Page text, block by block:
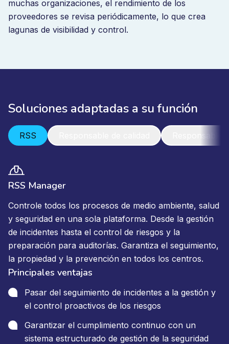
muchas organizaciones, el rendimiento de los
proveedores se revisa periódicamente, lo que crea
lagunas de visibilidad y control.
Soluciones adaptadas a su función
RSS
RSS Manager
Controle todos los procesos de medio ambiente, salud
y seguridad en una sola plataforma. Desde la gestión
de incidentes hasta el control de riesgos y la
preparación para auditorías. Garantiza el seguimiento,
la propiedad y la prevención en todos los centros.
Principales ventajas
Pasar del seguimiento de incidentes a la gestión y
el control proactivos de los riesgos
Garantizar el cumplimiento continuo con un
sistema estructurado de gestión de la seguridad